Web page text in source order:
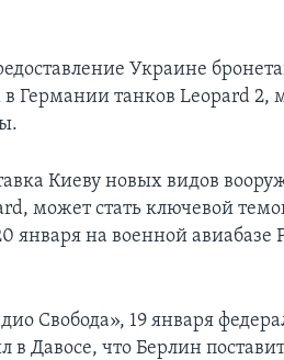
Украине
Германии танков Leopard 2,
Киеву новых видов
может стать ключевой
января на военной авиабазе
Свобода», 19 января
Давосе, что Берлин